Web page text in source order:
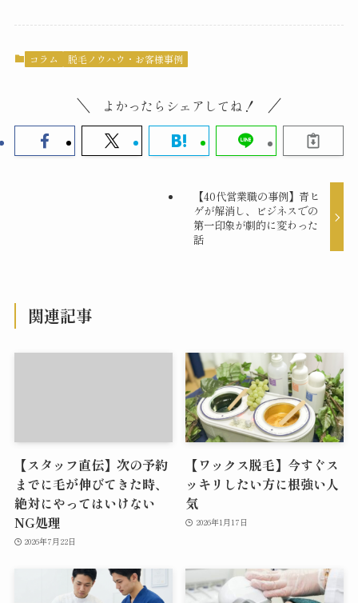
コラム 脱毛ノウハウ・お客様事例
よかったらシェアしてね！
【40代営業職の事例】青ヒ
ゲが解消し、ビジネスでの
第一印象が劇的に変わった
話
関連記事
【スタッフ直伝】次の予約
までに毛が伸びてきた時、
絶対にやってはいけない
NG処理
2026年7月22日
【ワックス脱毛】今すぐス
ッキリしたい方に根強い人
気
2026年1月17日